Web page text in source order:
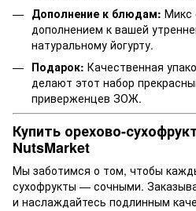
Дополнение к блюдам: Микс
дополнением к вашей
натуральному йогурту.
Подарок: Качественная
делают этот набор
приверженцев ЗОЖ.
Купить орехово-
NutsMarket
Мы заботимся о том, чтобы
сухофрукты — сочными.
и наслаждайтесь подлинным